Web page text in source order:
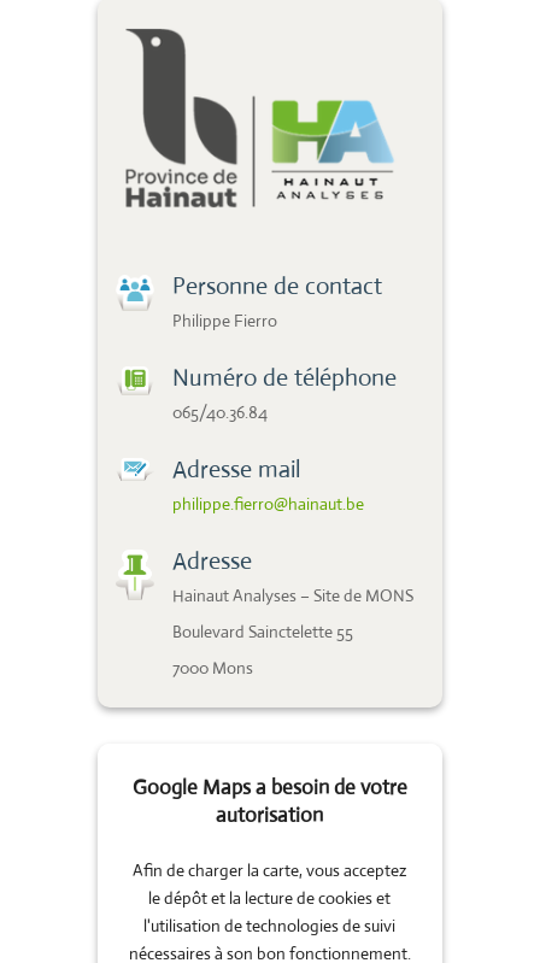
Personne de contact
Philippe Fierro
Numéro de téléphone
065/40.36.84
Adresse mail
philippe.fierro@hainaut.be
Adresse
Hainaut Analyses – Site de MONS
Boulevard Sainctelette 55
7000 Mons
Google Maps a besoin de votre
autorisation
Afin de charger la carte, vous acceptez
le dépôt et la lecture de cookies et
l'utilisation de technologies de suivi
nécessaires à son bon fonctionnement.